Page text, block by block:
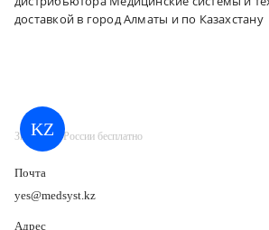
KZ
доставкой в город Алматы и по Казахстану
Звонок по России бесплатно
Почта
yes@medsyst.kz
Адрес